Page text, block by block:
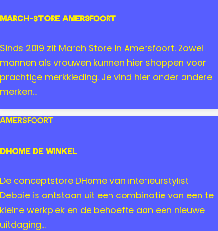
n
e
r
s
c
o
n
n
a
8
MARCH-STORE Amersfoort
M
A
R
C
H
-
T
R
E
A
m
Sinds 2019 zit March Store in Amersfoort. Zowel
mannen als vrouwen kunnen hier shoppen voor
prachtige merkkleding. Je vind hier onder andere
merken...
DHome de winkel
D
H
o
m
De conceptstore DHome van interieurstylist
Debbie is ontstaan uit een combinatie van een te
kleine werkplek en de behoefte aan een nieuwe
uitdaging...
Amersfoort